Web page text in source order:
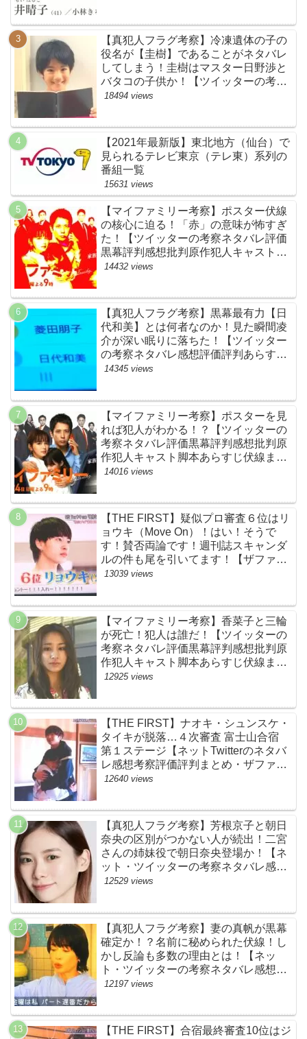
【真犯人フラグ考察】冷凍遺体の子の
役名が【圭樹】であることがネタバレ
してしまう！圭樹はマスター日野渉と
バタコの子供か！【ツイッターの考察
ネタバレ感想評価評判あらすじ原作犯
18494 views
【2021年最新版】東北地方（仙台）で
見られるテレビ東京（テレ東）系列の
番組一覧
15631 views
【マイファミリー考察】ポスター伏線
の核心に迫る！「赤」の意味が怖すぎ
た！【ツイッターの考察ネタバレ評価
黒幕評判感想批判原作犯人キャスト脚
本あらすじ伏線まとめ】
14432 views
【真犯人フラグ考察】黒幕最有力【日
代和美】とは何者なのか！見た瞬間凌
介が深い眠りに落ちた！【ツイッター
の考察ネタバレ感想評価評判あらすじ
原作犯人キャスト黒幕伏線まとめ】
14345 views
【マイファミリー考察】ポスターを見
れば犯人がわかる！？【ツイッターの
考察ネタバレ評価黒幕評判感想批判原
作犯人キャスト脚本あらすじ伏線まと
め】
14016 views
【THE FIRST】疑似プロ審査６位はリ
ョウキ（Move On）！はい！そうで
す！賛否両論です！週刊誌スキャンダ
ルの件も尾を引いてます！【ザファー
スト・ネットのネタバレ感想考察まと
13039 views
【マイファミリー考察】香菜子と三輪
が死亡！犯人は誰だ！【ツイッターの
考察ネタバレ評価黒幕評判感想批判原
作犯人キャスト脚本あらすじ伏線まと
め】
12925 views
【THE FIRST】ナオキ・シュンスケ・
タイキが脱落…４次審査 富士山合宿
第１ステージ【ネットTwitterのネタバ
レ感想考察評価評判まとめ・ザファー
スト・スッキリ・BE:FIRST・ビーフ
12640 views
【真犯人フラグ考察】芳根京子と朝日
奈央の区別がつかない人が続出！二宮
さんの姉妹役で朝日奈央登場か！【ネ
ット・ツイッターの考察ネタバレ感想
評価評判あらすじ原作犯人キャスト黒
12529 views
【真犯人フラグ考察】妻の真帆が黒幕
確定か！？名前に秘められた伏線！し
かし反論も多数の理由とは！【ネッ
ト・ツイッターの考察ネタバレ感想評
価評判あらすじ原作犯人キャスト黒幕
12197 views
【THE FIRST】合宿最終審査10位はジ